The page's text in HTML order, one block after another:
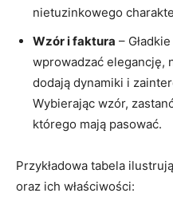
nietuzinkowego
Wzór i faktura –
wprowadzać elegancję,
dodają dynamiki i
Wybierając wzór,
którego mają pasować.
Przykładowa tabela
oraz ich właściwości: